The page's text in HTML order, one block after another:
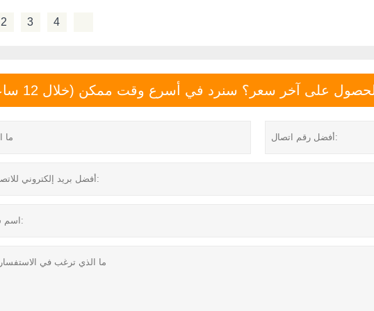
2 3 4
على آخر سعر؟ سنرد في أسرع وقت ممكن (خلال 12 ساعة)